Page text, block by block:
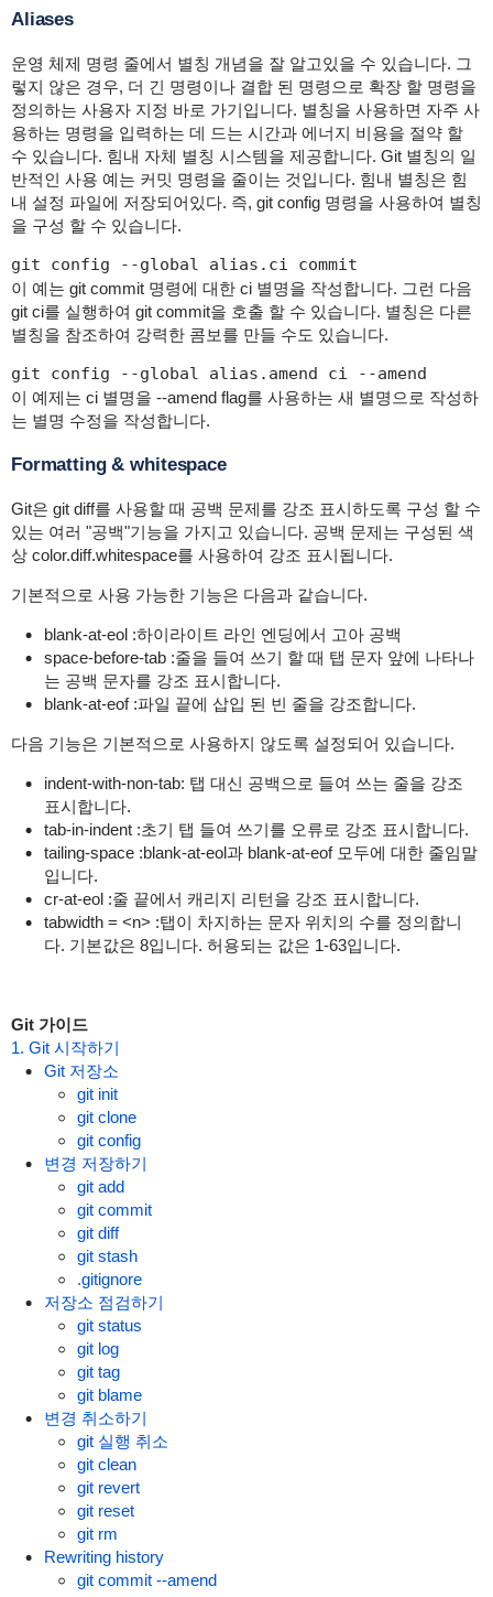
Aliases
운영 체제 명령 줄에서 별칭 개념을 잘 알고있을 수 있습니다. 그
렇지 않은 경우, 더 긴 명령이나 결합 된 명령으로 확장 할 명령을
정의하는 사용자 지정 바로 가기입니다. 별칭을 사용하면 자주 사
용하는 명령을 입력하는 데 드는 시간과 에너지 비용을 절약 할
수 있습니다. 힘내 자체 별칭 시스템을 제공합니다. Git 별칭의 일
반적인 사용 예는 커밋 명령을 줄이는 것입니다. 힘내 별칭은 힘
내 설정 파일에 저장되어있다. 즉, git config 명령을 사용하여 별칭
을 구성 할 수 있습니다.
git config --global alias.ci commit
이 예는 git commit 명령에 대한 ci 별명을 작성합니다. 그런 다음
git ci를 실행하여 git commit을 호출 할 수 있습니다. 별칭은 다른
별칭을 참조하여 강력한 콤보를 만들 수도 있습니다.
git config --global alias.amend ci --amend
이 예제는 ci 별명을 --amend flag를 사용하는 새 별명으로 작성하
는 별명 수정을 작성합니다.
Formatting & whitespace
Git은 git diff를 사용할 때 공백 문제를 강조 표시하도록 구성 할 수
있는 여러 "공백"기능을 가지고 있습니다. 공백 문제는 구성된 색
상 color.diff.whitespace를 사용하여 강조 표시됩니다.
기본적으로 사용 가능한 기능은 다음과 같습니다.
blank-at-eol :하이라이트 라인 엔딩에서 고아 공백
space-before-tab :줄을 들여 쓰기 할 때 탭 문자 앞에 나타나
는 공백 문자를 강조 표시합니다.
blank-at-eof :파일 끝에 삽입 된 빈 줄을 강조합니다.
다음 기능은 기본적으로 사용하지 않도록 설정되어 있습니다.
indent-with-non-tab: 탭 대신 공백으로 들여 쓰는 줄을 강조
표시합니다.
tab-in-indent :초기 탭 들여 쓰기를 오류로 강조 표시합니다.
tailing-space :blank-at-eol과 blank-at-eof 모두에 대한 줄임말
입니다.
cr-at-eol :줄 끝에서 캐리지 리턴을 강조 표시합니다.
tabwidth = <n> :탭이 차지하는 문자 위치의 수를 정의합니
다. 기본값은 8입니다. 허용되는 값은 1-63입니다.
Git 가이드
1. Git 시작하기
Git 저장소
git init
git clone
git config
변경 저장하기
git add
git commit
git diff
git stash
.gitignore
저장소 점검하기
git status
git log
git tag
git blame
변경 취소하기
git 실행 취소
git clean
git revert
git reset
git rm
Rewriting history
git commit --amend